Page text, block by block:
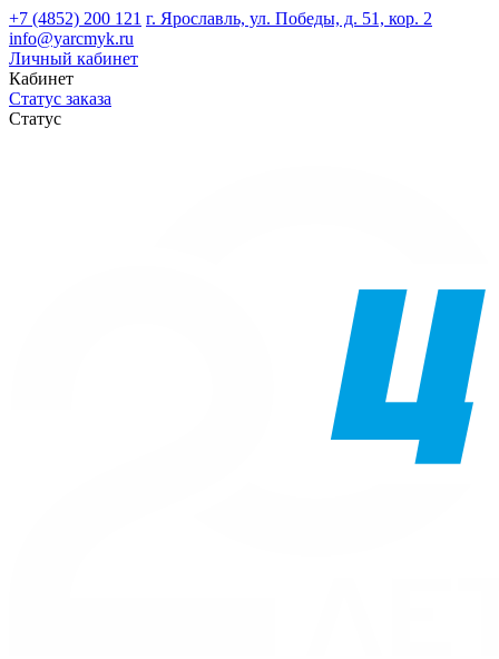
+7 (4852) 200 121 г. Ярославль, ул. Победы, д. 51, кор. 2
info@yarcmyk.ru
Личный кабинет
Кабинет
Статус заказа
Статус